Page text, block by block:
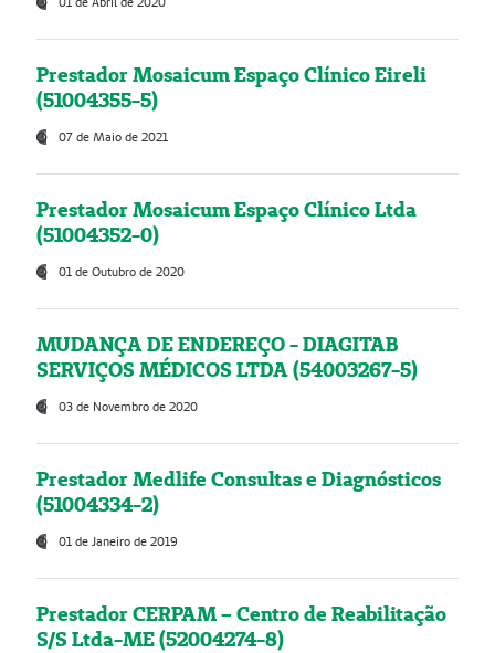
Prestador Mosaicum Espaço Clínico Eireli
(51004355-5)
07 de Maio de 2021
Prestador Mosaicum Espaço Clínico Ltda
(51004352-0)
01 de Outubro de 2020
MUDANÇA DE ENDEREÇO - DIAGITAB
SERVIÇOS MÉDICOS LTDA (54003267-5)
03 de Novembro de 2020
Prestador Medlife Consultas e Diagnósticos
(51004334-2)
01 de Janeiro de 2019
Prestador CERPAM – Centro de Reabilitação
S/S Ltda-ME (52004274-8)